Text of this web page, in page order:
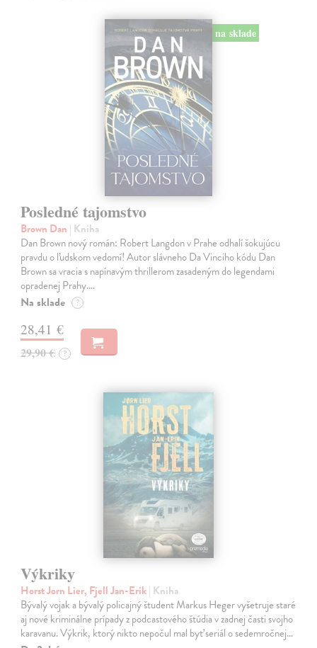
na sklade
Posledné tajomstvo
Brown Dan | Kniha
Dan Brown nový román: Robert Langdon v Prahe odhalí šokujúcu
pravdu o ľudskom vedomí! Autor slávneho Da Vinciho kódu Dan
Brown sa vracia s napínavým thrillerom zasadeným do legendami
opradenej Prahy.…
Na sklade ?
28,41 €
29,90 € ?
Výkriky
Horst Jorn Lier, Fjell Jan-Erik| Kniha
Bývalý vojak a bývalý policajný študent Markus Heger vyšetruje staré
aj nové kriminálne prípady z podcastového štúdia v zadnej časti svojho
karavanu. Výkrik, ktorý nikto nepočul mal byť seriál o sedemročnej…